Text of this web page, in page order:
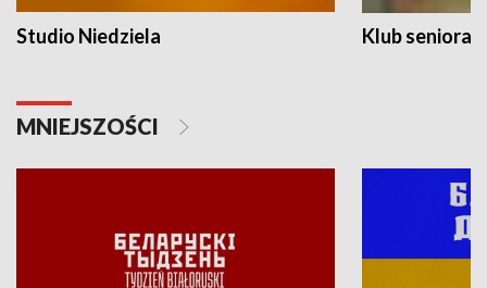
Studio Niedziela Klub seniora
MNIEJSZOŚCI